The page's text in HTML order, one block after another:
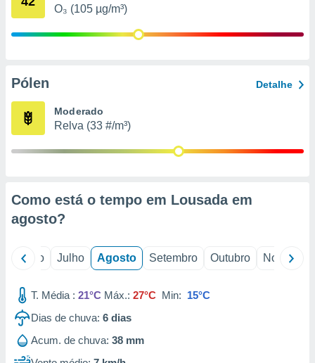
estudos
1199
O₃ (105 µg/m³)
Pólen Detalhe
Moderado
Relva (33 #/m³)
Como está o tempo em Lousada em
agosto?
Junho Julho Agosto Setembro Outubro Novembro
T. Média : 21°C Máx.: 27°C Min: 15°C
Dias de chuva: 6 dias
Acum. de chuva: 38 mm